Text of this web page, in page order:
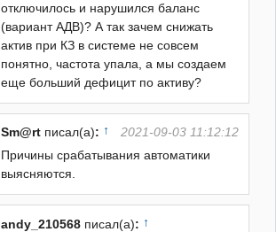
отключилось и нарушился баланс
(вариант АДВ)? А так зачем снижать
актив при КЗ в системе не совсем
понятно, частота упала, а мы создаем
еще больший дефицит по активу?
Sm@rt писал(а): ↑
2021-09-03 11:12:12
Причины срабатывания автоматики
выясняются.
andy_210568 писал(а): ↑